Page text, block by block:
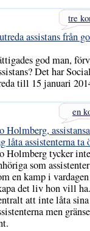
tre
assistans från
god man,
Det har
till 15 januari
en
Holmberg,
låta assistenterna ta
Holmberg tycker
som
en kamp i
det liv hon vill
att inte låta
men